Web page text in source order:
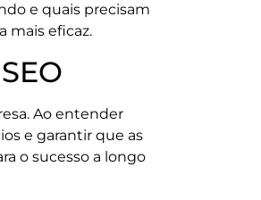
e quais precisam
mais eficaz.
Ao entender
e garantir que as
o sucesso a longo